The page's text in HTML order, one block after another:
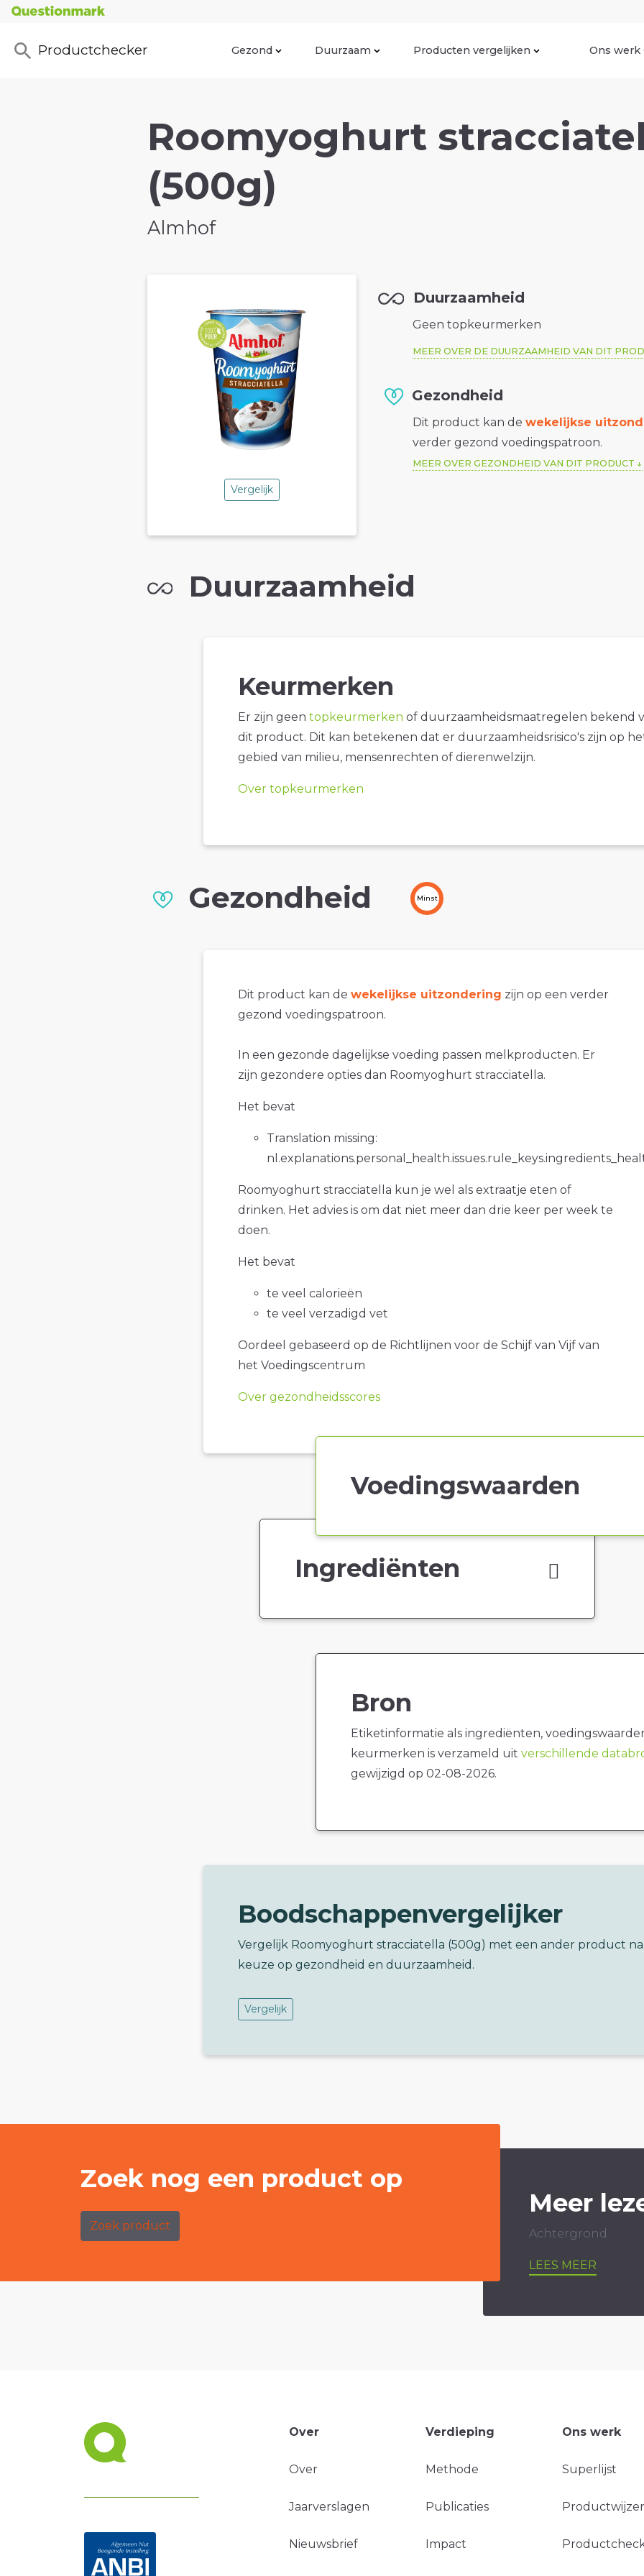
Productchecker Gezond Duurzaam Producten vergelijken Ons werk
Roomyoghurt
(500g)
Almhof
Vergelijk
Duurzaamheid
Geen topkeurmerken
MEER OVER DE DUURZAAMHEID VAN DIT
Gezondheid
Dit product kan dewekelijkse
verder gezond voedingspatroon.
MEER OVER GEZONDHEID VAN DIT PRODUCT
Duurzaamheid
Keurmerken
Er zijn geen topkeurmerken of duurzaamheidsmaatregelen bekend
dit product. Dit kan betekenen dat er duurzaamheidsrisico's zijn op
gebied van milieu, mensenrechten of dierenwelzijn.
Over topkeurmerken
Gezondheid Minst
Dit product kan de wekelijkse uitzondering zijn op een verder
gezond voedingspatroon.
In een gezonde dagelijkse voeding passen melkproducten. Er
zijn gezondere opties dan Roomyoghurt stracciatella.
Het bevat
Translation missing:
Roomyoghurt stracciatella kun je wel als extraatje eten of
drinken. Het advies is om dat niet meer dan drie keer per week te
doen.
Het bevat
te veel calorieën
te veel verzadigd vet
Oordeel gebaseerd op de Richtlijnen voor de Schijf van Vijf van
het Voedingscentrum
Over gezondheidsscores
Voedingswaarden
Ingrediënten
Bron
Etiketinformatie als ingrediënten,
keurmerken is verzameld uit verschillende
gewijzigd op 02-08-2026.
Boodschappenvergelijker
Vergelijk Roomyoghurt stracciatella (500g) met een ander product
keuze op gezondheid en duurzaamheid.
Vergelijk
Zoek nog een product op
Zoek product
Meer
Achtergrond
LEES MEER
Over
Over
Jaarverslagen
Nieuwsbrief
Verdieping
Methode
Publicaties
Impact
Ons werk
Superlijst